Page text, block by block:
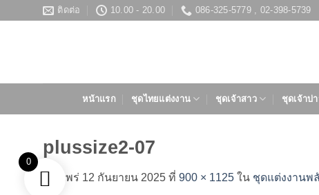
ติดต่อ 10.00 - 20.00 086-325-5779 , 02-398-5739
หน้าแรก ชุดไทยแต่งงาน ชุดเจ้าสาว ชุดเจ้าบ่
plussize2-07
เผยแพร่ 12 กันยายน 2025 ที่ 900 × 1125 ใน ชุดแต่งงานพ
0